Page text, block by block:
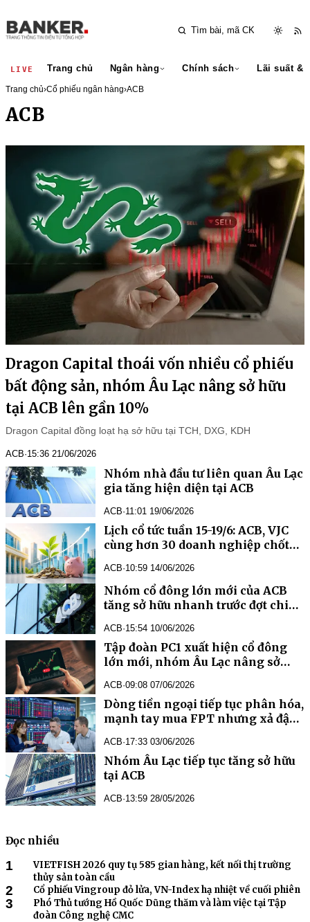
LIVE Trang chủ Ngân hàng Chính sách Lãi suất &
Trang chủ›Cổ phiếu ngân hàng›ACB
ACB
Dragon Capital thoái vốn nhiều cổ phiếu
bất động sản, nhóm Âu Lạc nâng sở hữu
tại ACB lên gần 10%
Dragon Capital đồng loạt hạ sở hữu tại TCH, DXG, KDH
ACB·15:36 21/06/2026
Nhóm nhà đầu tư liên quan Âu Lạc
gia tăng hiện diện tại ACB
ACB·11:01 19/06/2026
Lịch cổ tức tuần 15-19/6: ACB, VJC
cùng hơn 30 doanh nghiệp chốt
125%
ACB·10:59 14/06/2026
Nhóm cổ đông lớn mới của ACB
tăng sở hữu nhanh trước đợt chia
ACB·15:54 10/06/2026
Tập đoàn PC1 xuất hiện cổ đông
lớn mới, nhóm Âu Lạc nâng sở
ACB·09:08 07/06/2026
Dòng tiền ngoại tiếp tục phân hóa,
mạnh tay mua FPT nhưng xả đậm
ACB·17:33 03/06/2026
Nhóm Âu Lạc tiếp tục tăng sở hữu
tại ACB
ACB·13:59 28/05/2026
Đọc nhiều
1
VIETFISH 2026 quy tụ 585 gian hàng, kết nối thị trường
thủy sản toàn cầu
2 Cổ phiếu Vingroup đỏ lửa, VN-Index hạ nhiệt về cuối phiên
3
Phó Thủ tướng Hồ Quốc Dũng thăm và làm việc tại Tập
đoàn Công nghệ CMC